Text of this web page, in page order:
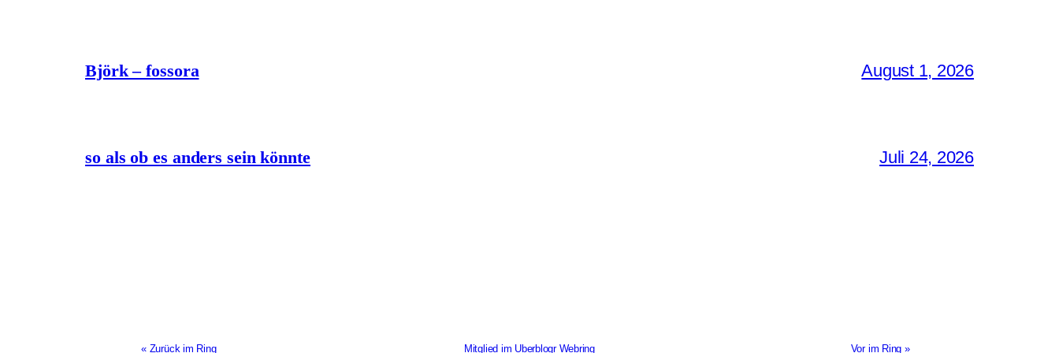
Björk – fossora August 1, 2026
so als ob es anders sein könnte Juli 24, 2026
« Zurück im Ring Mitglied im Uberblogr Webring Vor im Ring »